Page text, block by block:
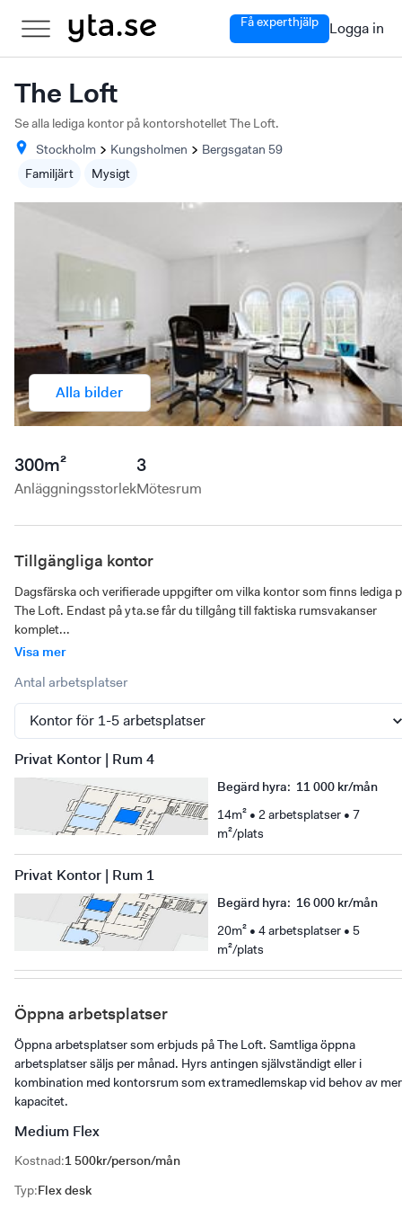
Få experthjälp Logga in
The Loft
Se alla lediga kontor på kontorshotellet The Loft.
Stockholm
Kungsholmen Bergsgatan 59
Familjärt
Mysigt
Alla bilder
300m²
Anläggningsstorlek
3
Mötesrum
Tillgängliga kontor
Dagsfärska och verifierade uppgifter om vilka kontor som finns lediga
The Loft. Endast på yta.se får du tillgång till faktiska rumsvakanser
komplet...
Visa mer
Antal arbetsplatser
Privat Kontor | Rum 4
Begärd hyra: 11 000 kr/mån
14m² • 2 arbetsplatser • 7
m²/plats
Privat Kontor | Rum 1
Begärd hyra: 16 000 kr/mån
20m² • 4 arbetsplatser • 5
m²/plats
Öppna arbetsplatser
Öppna arbetsplatser som erbjuds på The Loft. Samtliga öppna
arbetsplatser säljs per månad. Hyrs antingen självständigt eller i
kombination med kontorsrum som extramedlemskap vid behov av mer
kapacitet.
Medium Flex
Kostnad:1 500kr/person/mån
Typ:Flex desk